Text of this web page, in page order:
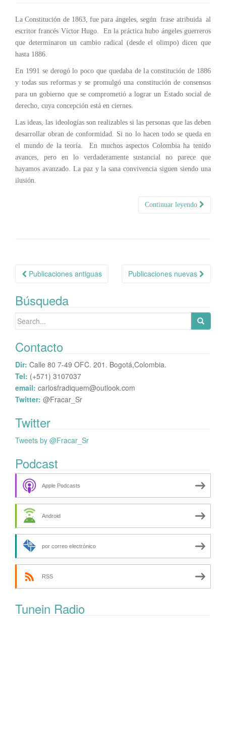
La Constitución de 1863, fue para ángeles, según frase atribuida al
escritor francés Víctor Hugo. En la práctica hubo ángeles guerreros
que determinaron un cambio radical (desde el olimpo) dicen que
hasta 1886.
En 1991 se derogó lo poco que quedaba de la constitución de 1886
y todas sus reformas y se promulgó una constitución de consensos
para un gobierno que se comprometió a lograr un Estado social de
derecho, cuya concepción está en ciernes.
Las ideas, las ideologías son realizables si las personas que las deben
desarrollar obran de conformidad. Si no lo hacen todo se queda en
el mundo de la teoría. En muchos aspectos Colombia ha tenido
avances, pero en lo verdaderamente sustancial no parece que
hayamos avanzado. La paz y la sana convivencia siguen siendo una
ilusión.
Continuar leyendo
Navegación
de
publicaciones
Publicaciones antiguas Publicaciones nuevas
Búsqueda
Search
Contacto
Dir: Calle 80 7-49 OFC. 201. Bogotá,Colombia.
Tel: (+571) 3107037
email: carlosfradiquem@outlook.com
Twitter: @Fracar_Sr
Twitter
Tweets by @Fracar_Sr
Podcast
Apple Podcasts
Android
por correo electrónico
RSS
Tunein Radio